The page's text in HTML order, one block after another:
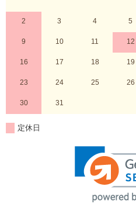
2 3 4 5
9 10 11 12
16 17 18 19
23 24 25 26
30 31
定休日